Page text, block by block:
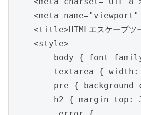
<meta
<title>HTMLエスケープツ
    <style>
body { font-
textarea {
pre {
h2 { margin-top: